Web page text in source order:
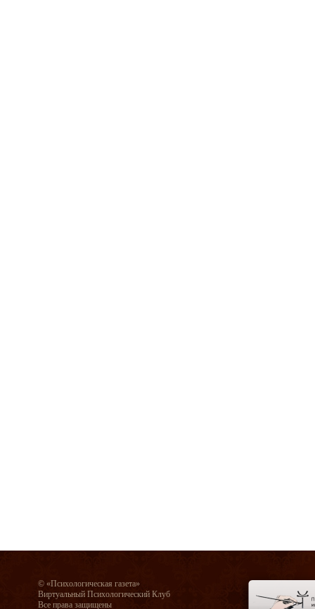
© «Психологическая газета»
Виртуальный Психологический Клуб
Все права защищены